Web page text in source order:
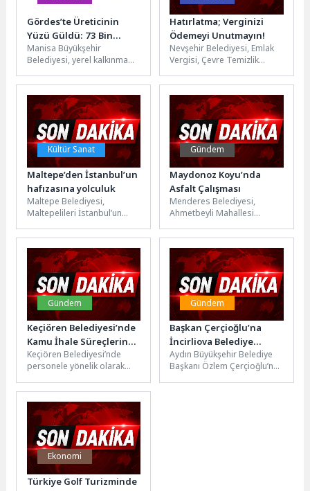
Gördes’te Üreticinin
Yüzü Güldü: 73 Bin
Domates Fidesi Toprakla
Buluşuyor
Manisa Büyükşehir
Belediyesi, yerel kalkınma
ekledi. Gördes’in Çiğiller
Mahallesi’nde hayata
geçirilen...
Hatırlatma; Verginizi
Ödemeyi Unutmayın!
Nevşehir Belediyesi, Emlak
Vergisi, Çevre Temizlik
Vergisinin BİRİNCİ taksit
ödemelerinde son günün...
Kültür Sanat
Maltepe’den İstanbul’un
hafızasına yolculuk
Maltepe Belediyesi,
Maltepelileri İstanbul’un
ücretsiz gezi programlarını
sürdürüyor. Katılımcılar,
Çubuklu Siloları ve...
Gündem
Maydonoz Koyu’nda
Asfalt Çalışması
Menderes Belediyesi,
Ahmetbeyli Mahallesi
asfaltlama çalışmaları
gerçekleştiriyor. Menderes
Belediyesi Fen İşleri
Müdürlüğü, Ahmetbeyli...
Gündem
Keçiören Belediyesi’nde
Kamu İhale Süreçlerine
Yönelik Eğitim
Düzenlendi
Keçiören Belediyesi’nde
personele yönelik olarak
bilgi ve farkındalığının
artırılması amacıyla Kamu...
Gündem
Başkan Çerçioğlu’na
İncirliova Belediye
Başkanı Aytekin
Kaya’dan Ziyaret
Aydın Büyükşehir Belediye
Başkanı Özlem Çerçioğlu’na,
Ekonomi
Türkiye Golf Turizminde